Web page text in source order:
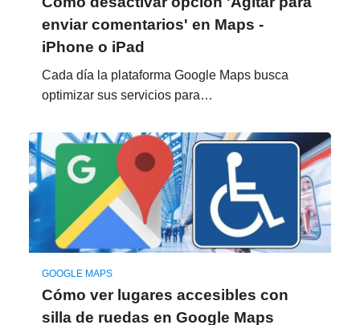
enviar comentarios' en Maps -
iPhone o iPad
Cada día la plataforma Google Maps busca
optimizar sus servicios para…
GOOGLE MAPS
Cómo ver lugares accesibles con
silla de ruedas en Google Maps